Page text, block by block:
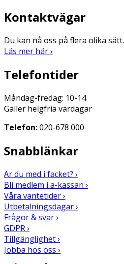
Kontaktvägar
Du kan nå oss på flera olika sätt.
Läs mer här ›
Telefontider
Måndag-fredag: 10-14
Gäller helgfria vardagar
Telefon:020-678 000
Snabblänkar
Är du med i facket? ›
Bli medlem i a-kassan ›
Våra väntetider ›
Utbetalningsdagar ›
Frågor & svar ›
GDPR ›
Tillgänglighet ›
Jobba hos oss ›